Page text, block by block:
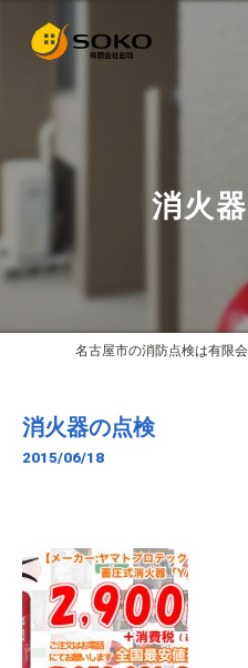
消火
名古屋市の消防点検は有限
消火器の点検
2015/06/18